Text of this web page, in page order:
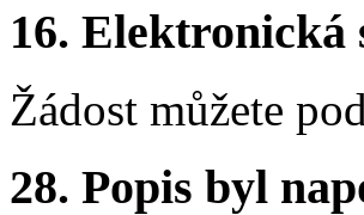
16. Elektronická
Žádost můžete
28. Popis byl